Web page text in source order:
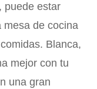
puede estar
mesa de cocina
Blanca,
mejor con tu
una gran